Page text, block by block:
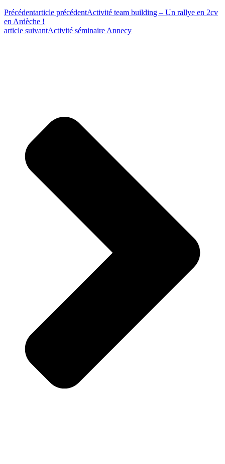
Précédentarticle précédentActivité team building – Un rallye en 2cv
en Ardèche !
article suivantActivité séminaire Annecy